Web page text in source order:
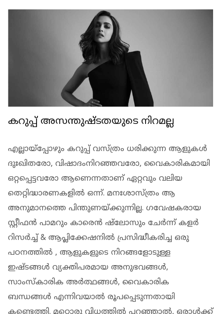
കറുപ്പ് അസന്തുഷ്ടതയുടെ നിറമല്ല
എല്ലായ്പ്പോഴും കറുപ്പ് വസ്ത്രം ധരിക്കുന്ന ആളുകള്‍
ദുഃഖിതരോ, വിഷാദംനിറഞ്ഞവരോ, വൈകാരികമായി
ഒറ്റപ്പെട്ടവരോ ആണെന്നതാണ് ഏറ്റവും വലിയ
തെറ്റിദ്ധാരണകളില്‍ ഒന്ന്. മനഃശാസ്ത്രം ആ
അനുമാനത്തെ പിന്തുണയ്ക്കുന്നില്ല. ഗവേഷകരായ
സ്റ്റീഫന്‍ പാമറും കാരെന്‍ ഷ്‌ലോസും ചേര്‍ന്ന് കളര്‍
റിസര്‍ച്ച് & ആപ്ലിക്കേഷനില്‍ പ്രസിദ്ധീകരിച്ച ഒരു
പഠനത്തില്‍ , ആളുകളുടെ നിറങ്ങളോടുള്ള
ഇഷ്ടങ്ങള്‍ വ്യക്തിപരമായ അനുഭവങ്ങള്‍,
സാംസ്‌കാരിക അര്‍ത്ഥങ്ങള്‍, വൈകാരിക
ബന്ധങ്ങള്‍ എന്നിവയാല്‍ രൂപപ്പെടുന്നതായി